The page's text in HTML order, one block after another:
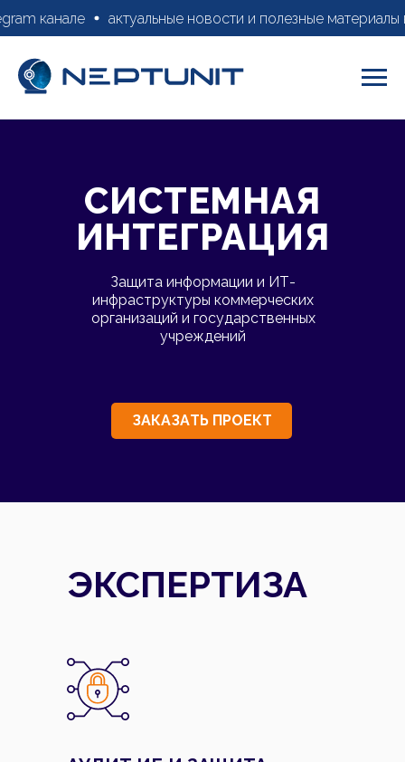
канале актуальные новости и полезные материалы
СИСТЕМНАЯ
ИНТЕГРАЦИЯ
Защита информации и ИТ-
инфраструктуры коммерческих
организаций и государственных
учреждений
ЗАКАЗАТ Ь П РО Е КТ
ЭКСПЕРТИЗА